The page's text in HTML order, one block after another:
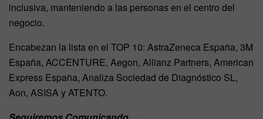
inclusiva, manteniendo a las personas en el centro del
negocio.
Encabezan la lista en el TOP 10: AstraZeneca España, 3M
España, ACCENTURE, Aegon, Allianz Partners, American
Express España, Analiza Sociedad de Diagnóstico SL,
Aon, ASISA y ATENTO.